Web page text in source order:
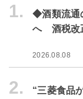
1.
◆酒類流通
へ 酒税改
2026.08.08
2.
“三菱食品